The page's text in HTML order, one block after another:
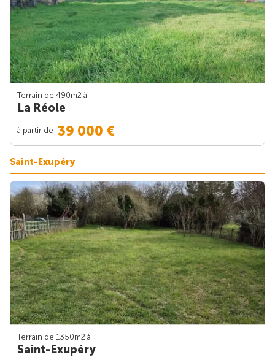
Terrain de 490m2 à
La Réole
à partir de 39 000 €
Saint-Exupéry
Terrain de 1350m2 à
Saint-Exupéry